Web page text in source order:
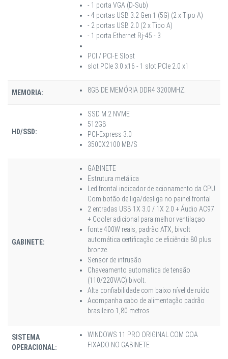
- 1 porta VGA (D-Sub)
- 4 portas USB 3.2 Gen 1 (5G) (2 x Tipo A)
- 2 portas USB 2.0 (2 x Tipo A)
- 1 porta Ethernet Rj-45 - 3
PCI / PCI-E Slost
slot PCIe 3.0 x16 - 1 slot PCIe 2.0 x1
MEMORIA: 8GB DE MEMÓRIA DDR4 3200MHZ;
HD/SSD:
SSD M.2 NVME
512GB
PCI-Express 3.0
3500X2100 MB/S
GABINETE:
GABINETE
Estrutura metálica
Led frontal indicador de acionamento da CPU
Com botão de liga/desliga no painel frontal
2 entradas USB 1X 3.0 / 1X 2.0 + Áudio AC97
+ Cooler adicional para melhor ventilaçao
fonte 400W reais, padrão ATX, bivolt
automática certificação de eficiência 80 plus
bronze.
Sensor de intrusão
Chaveamento automatica de tensão
(110/220VAC) bivolt.
Alta confiabilidade com baixo nível de ruído
Acompanha cabo de alimentação padrão
brasileiro 1,80 metros
SISTEMA
OPERACIONAL:
WINDOWS 11 PRO ORIGINAL COM COA
FIXADO NO GABINETE